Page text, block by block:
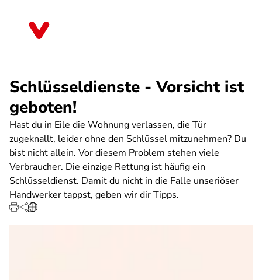
Schlüsseldienste - Vorsicht ist
geboten!
Hast du in Eile die Wohnung verlassen, die Tür
zugeknallt, leider ohne den Schlüssel mitzunehmen? Du
bist nicht allein. Vor diesem Problem stehen viele
Verbraucher. Die einzige Rettung ist häufig ein
Schlüsseldienst. Damit du nicht in die Falle unseriöser
Handwerker tappst, geben wir dir Tipps.